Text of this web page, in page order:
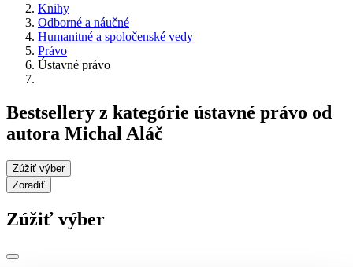
Knihy
Odborné a náučné
Humanitné a spoločenské vedy
Právo
Ústavné právo
Bestsellery z kategórie ústavné právo od
autora Michal Aláč
Zúžiť výber
Zoradiť
Zúžiť výber